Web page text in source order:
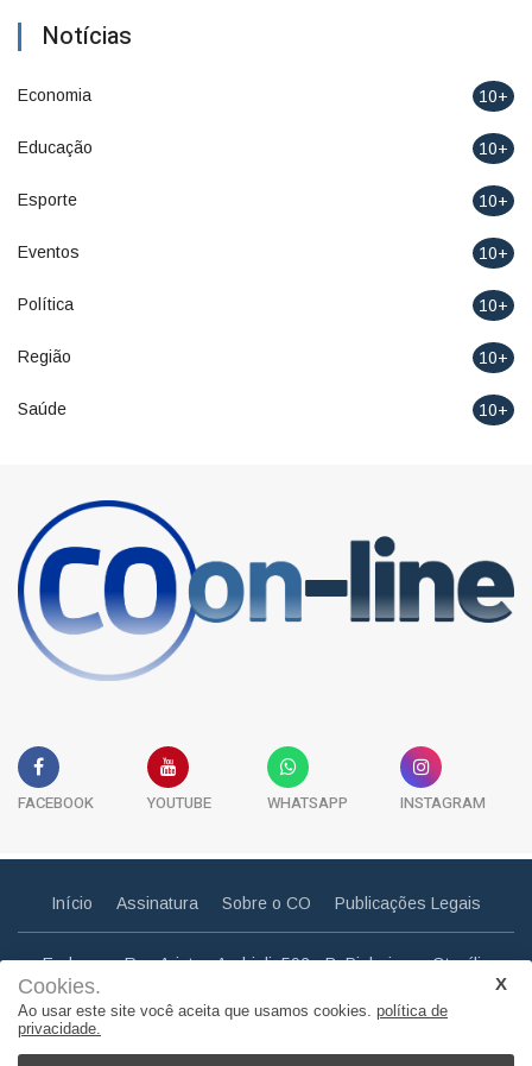
Cookies.
Ao usar este site você aceita que usamos cookies. política de
privacidade.
Notícias
Economia 10+
Educação 10+
Esporte 10+
Eventos 10+
Política 10+
Região 10+
Saúde 10+
FACEBOOK YOUTUBE WHATSAPP INSTAGRAM
Início Assinatura Sobre o CO Publicações Legais
Endereço: Rua Aristeu Andrioli, 592 - B. Pinheiros - Otacílio
Email: correiootaciliense@gmail.com